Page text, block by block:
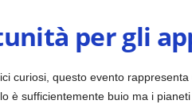
per gli
curiosi, questo evento
è sufficientemente buio ma i pianeti